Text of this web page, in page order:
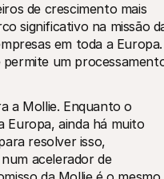
de crescimento mais
significativo na missão
em toda a Europa.
permite um
a Mollie. Enquanto o
Europa, ainda há muito
resolver isso,
acelerador de